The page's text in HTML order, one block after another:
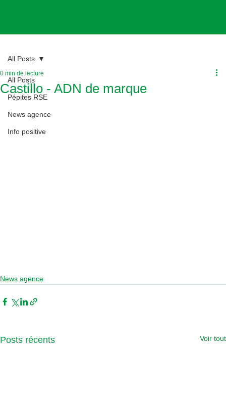
All Posts
Pépites RSE
News agence
Info positive
All Posts
Castillo - ADN de marque
0 min de lecture
News agence
Posts récents Voir tout